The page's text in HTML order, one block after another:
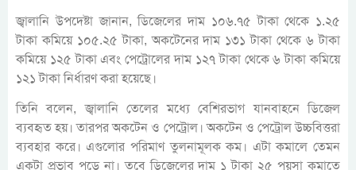
জ্বালানি উপদেষ্টা জানান, ডিজেলের দাম ১০৬.৭৫ টাকা থেকে ১.২৫
টাকা কমিয়ে ১০৫.২৫ টাকা, অকটেনের দাম ১৩১ টাকা থেকে ৬ টাকা
কমিয়ে ১২৫ টাকা এবং পেট্রোলের দাম ১২৭ টাকা থেকে ৬ টাকা কমিয়ে
১২১ টাকা নির্ধারণ করা হয়েছে।
তিনি বলেন, জ্বালানি তেলের মধ্যে বেশিরভাগ যানবাহনে ডিজেল
ব্যবহৃত হয়। তারপর অকটেন ও পেট্রোল। অকটেন ও পেট্রোল উচ্চবিত্তরা
ব্যবহার করে। এগুলোর পরিমাণ তুলনামূলক কম। এটা কমালে তেমন
একটা প্রভাব পড়ে না। তবে ডিজেলের দাম ১ টাকা ২৫ পয়সা কমাতে